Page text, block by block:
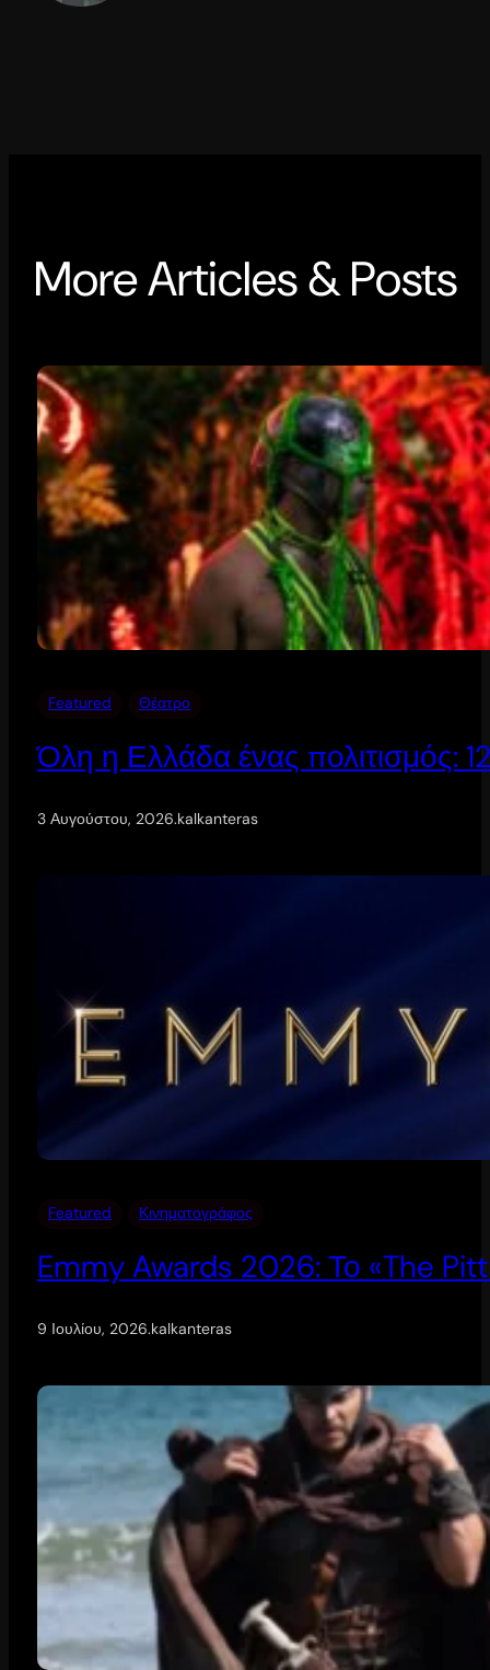
More Articles & Posts
Featured Θέατρο
Όλη η Ελλάδα ένας πολιτισμός:
3 Αυγούστου, 2026.kalkanteras
Featured Κινηματογράφος
Emmy Awards 2026: Το «The
9 Ιουλίου, 2026.kalkanteras